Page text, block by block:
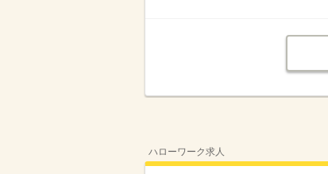
ハローワーク求人